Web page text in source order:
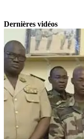
Dernières vidéos